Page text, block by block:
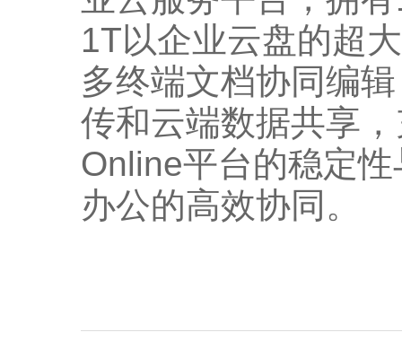
1T以企业云盘的超
多终端文档协同编
传和云端数据共享
Online平台的稳定
办公的高效协同。